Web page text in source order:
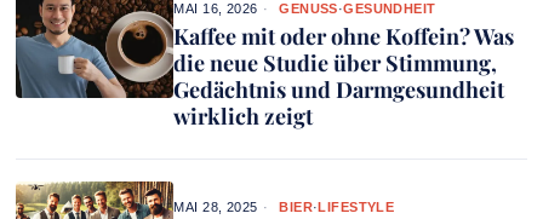
Kaffee mit oder ohne Koffein? Was
die neue Studie über Stimmung,
Gedächtnis und Darmgesundheit
wirklich zeigt
MAI 16, 2026 GENUSS·GESUNDHEIT
MAI 28, 2025 BIER·LIFESTYLE